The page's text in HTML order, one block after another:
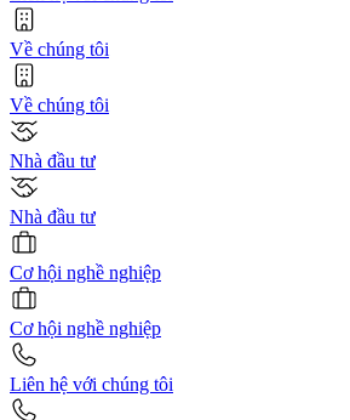
Về chúng tôi
Về chúng tôi
Nhà đầu tư
Nhà đầu tư
Cơ hội nghề nghiệp
Cơ hội nghề nghiệp
Liên hệ với chúng tôi